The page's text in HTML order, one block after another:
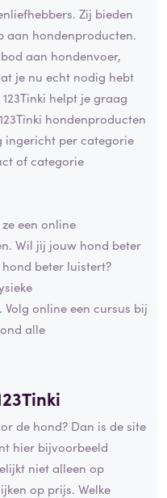
Zij bieden
aan hondenproducten.
aan hondenvoer,
je nu echt nodig hebt
helpt je graag
hondenproducten
ingericht per categorie
of categorie
een online
Wil jij jouw hond beter
beter luistert?
online een cursus bij
alle
de hond? Dan is de site
hier bijvoorbeeld
niet alleen op
op prijs. Welke